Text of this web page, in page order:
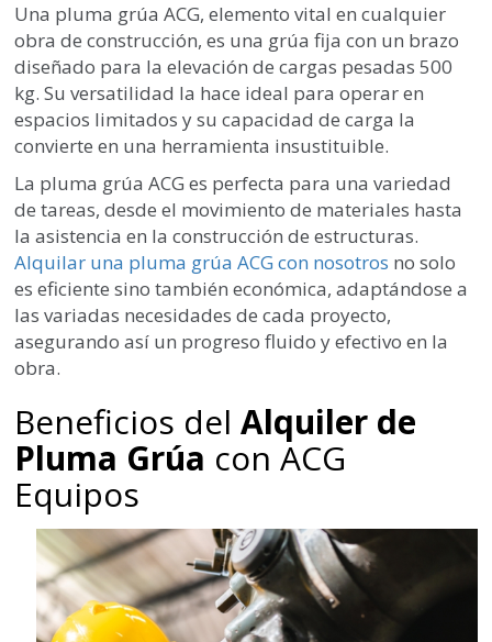
Una pluma grúa ACG, elemento vital en cualquier
obra de construcción, es una grúa fija con un brazo
diseñado para la elevación de cargas pesadas 500
kg. Su versatilidad la hace ideal para operar en
espacios limitados y su capacidad de carga la
convierte en una herramienta insustituible.
La pluma grúa ACG es perfecta para una variedad
de tareas, desde el movimiento de materiales hasta
la asistencia en la construcción de estructuras.
Alquilar una pluma grúa ACG con nosotros no solo
es eficiente sino también económica, adaptándose a
las variadas necesidades de cada proyecto,
asegurando así un progreso fluido y efectivo en la
obra.
Beneficios delAlquiler de
Pluma Grúa con ACG
Equipos